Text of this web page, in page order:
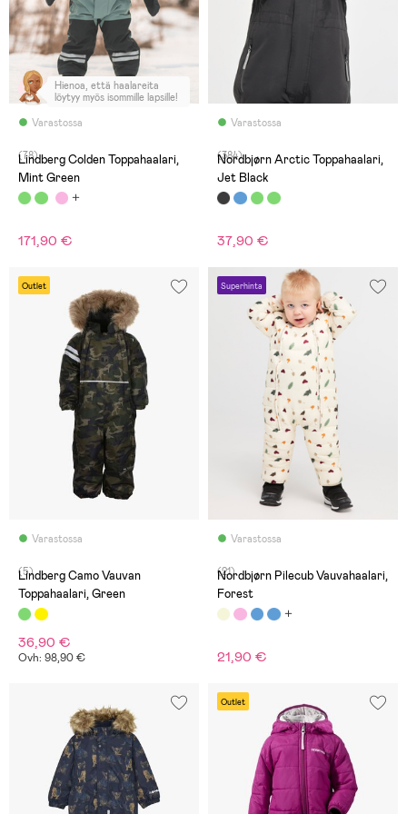
Varastossa
Hienoa, että haalareita
löytyy myös isommille lapsille!
(78)
Lindberg Colden Toppahaalari,
Mint Green
171,90 €
Varastossa
(384)
Nordbjørn Arctic Toppahaalari,
Jet Black
37,90 €
Outlet
Varastossa
(5)
Lindberg Camo Vauvan
Toppahaalari, Green
36,90 €
Ovh: 98,90 €
Superhinta
Varastossa
(21)
Nordbjørn Pilecub Vauvahaalari,
Forest
21,90 €
Outlet